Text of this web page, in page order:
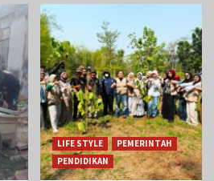
LIFE STYLE
PEMERINTAH
PENDIDIKAN